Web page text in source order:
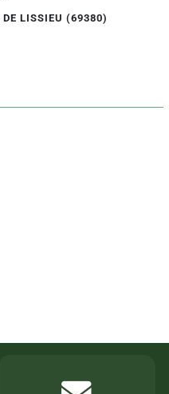
DE LISSIEU (69380)